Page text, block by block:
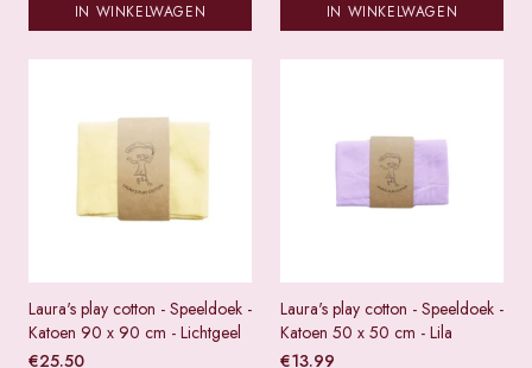
IN WINKELWAGEN IN WINKELWAGEN
Laura's play cotton - Speeldoek -
Katoen 90 x 90 cm - Lichtgeel
€25.50
Laura's play cotton - Speeldoek -
Katoen 50 x 50 cm - Lila
€13.99